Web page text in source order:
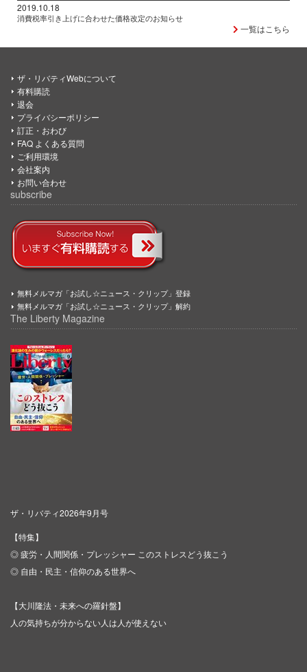
2019.10.18
消費税率引き上げに合わせた価格改定のお知らせ
一覧はこちら
ザ・リバティWebについて
有料購読
退会
プライバシーポリシー
訂正・おわび
FAQ よくある質問
ご利用環境
会社案内
お問い合わせ
subscribe
無料メルマガ「お試し☆ニュース・クリップ」登録
無料メルマガ「お試し☆ニュース・クリップ」解約
The Liberty Magazine
ザ・リバティ2026年9月号
【特集】
◎ 疲労・人間関係・プレッシャー このストレスどう抜こう
◎ 自由・民主・信仰のある世界へ
【大川隆法・未来への羅針盤】
人の気持ちが分からない人は人が使えない